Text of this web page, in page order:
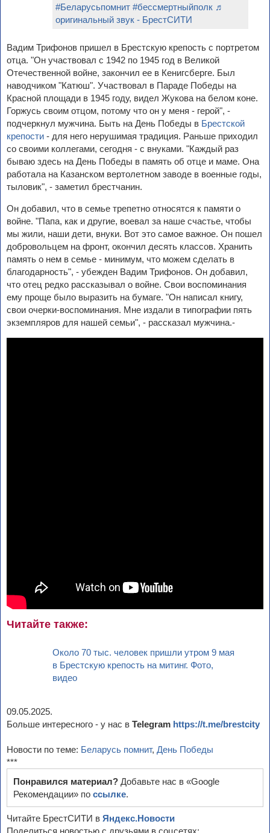
#Беларусьпомнит #бессмертныйполк ♬
оригинальный звук - БрестСИТИ
Вадим Трифонов пришел в Брестскую крепость с портретом
отца. "Он участвовал с 1942 по 1945 год в Великой
Отечественной войне, закончил ее в Кенигсберге. Был
наводчиком "Катюш". Участвовал в Параде Победы на
Красной площади в 1945 году, видел Жукова на белом коне.
Горжусь своим отцом, потому что он у меня - герой", -
подчеркнул мужчина. Быть на День Победы в Брестской
крепости - для него нерушимая традиция. Раньше приходил
со своими коллегами, сегодня - с внуками. "Каждый раз
бываю здесь на День Победы в память об отце и маме. Она
работала на Казанском вертолетном заводе в военные годы,
тыловик", - заметил брестчанин.
Он добавил, что в семье трепетно относятся к памяти о
войне. "Папа, как и другие, воевал за наше счастье, чтобы
мы жили, наши дети, внуки. Вот это самое важное. Он пошел
добровольцем на фронт, окончил десять классов. Хранить
память о нем в семье - минимум, что можем сделать в
благодарность", - убежден Вадим Трифонов. Он добавил,
что отец редко рассказывал о войне. Свои воспоминания
ему проще было выразить на бумаге. "Он написал книгу,
свои очерки-воспоминания. Мне издали в типографии пять
экземпляров для нашей семьи", - рассказал мужчина.-
Читайте также:
Около 70 тыс. человек пришли утром 9 мая
в Брестскую крепость на митинг. Фото,
видео
09.05.2025.
Больше интересного - у нас в Telegram https://t.me/brestcity
Новости по теме: Беларусь помнит, День Победы
***
Понравился материал? Добавьте нас в «Google
Рекомендации» по ссылке.
Читайте БрестСИТИ в Яндекс.Новости
Поделиться новостью с друзьями в соцсетях: